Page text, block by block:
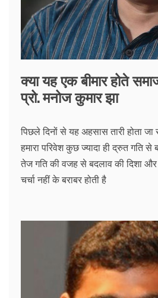
क्या यह एक बीमार होते
प्रो. मनोज कुमार झा
पिछले दिनों से यह अहसास तारी होता जा
हमारा परिवेश कुछ ज्यादा ही द्रुत गति
तेज गति की वजह से बदलाव की दिशा
चर्चा नहीं के बराबर होती है